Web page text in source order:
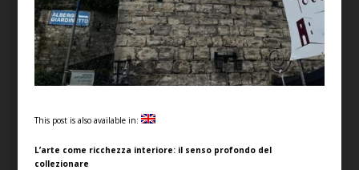
This post is also available in:
L’arte come ricchezza interiore: il senso profondo del
collezionare